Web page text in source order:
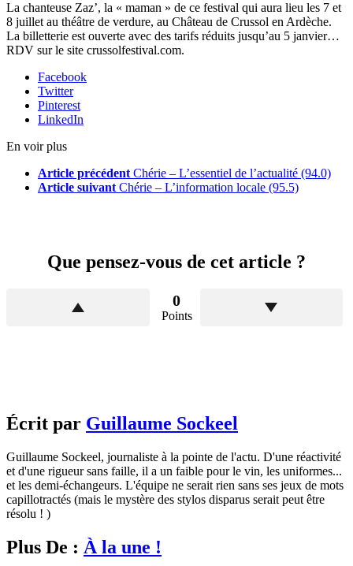
La chanteuse Zaz’, la « maman » de ce festival qui aura lieu les 7 et
8 juillet au théâtre de verdure, au Château de Crussol en Ardèche.
La billetterie est ouverte avec des tarifs réduits jusqu’au 5 janvier…
RDV sur le site crussolfestival.com.
Facebook
Twitter
Pinterest
LinkedIn
En voir plus
Article précédent Chérie – L’essentiel de l’actualité (94.0)
Article suivant Chérie – L’information locale (95.5)
Que pensez-vous de cet article ?
0
Points
Écrit par Guillaume Sockeel
Guillaume Sockeel, journaliste à la pointe de l'actu. D'une réactivité
et d'une rigueur sans faille, il a un faible pour le vin, les uniformes...
et les demi-échangeurs. L'équipe ne serait rien sans ses jeux de mots
capillotractés (mais le mystère des stylos disparus serait peut être
résolu ! )
Plus De : À la une !